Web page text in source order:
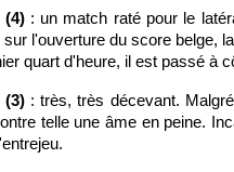
(4): un match raté pour le
l'ouverture du score belge,
quart d'heure, il est passé à
(3): très, très décevant.
telle une âme en peine.